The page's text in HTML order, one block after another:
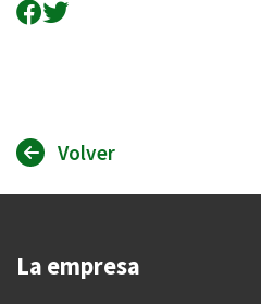
Compartir en
Compartir en
Volver
La empresa